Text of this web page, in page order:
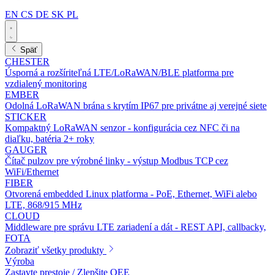
EN CS DE SK PL
Späť
CHESTER
Úsporná a rozšíriteľná LTE/LoRaWAN/BLE platforma pre
vzdialený monitoring
EMBER
Odolná LoRaWAN brána s krytím IP67 pre privátne aj verejné siete
STICKER
Kompaktný LoRaWAN senzor - konfigurácia cez NFC či na
diaľku, batéria 2+ roky
GAUGER
Čítač pulzov pre výrobné linky - výstup Modbus TCP cez
WiFi/Ethernet
FIBER
Otvorená embedded Linux platforma - PoE, Ethernet, WiFi alebo
LTE, 868/915 MHz
CLOUD
Middleware pre správu LTE zariadení a dát - REST API, callbacky,
FOTA
Zobraziť všetky produkty
Výroba
Zastavte prestoje / Zlepšite OEE